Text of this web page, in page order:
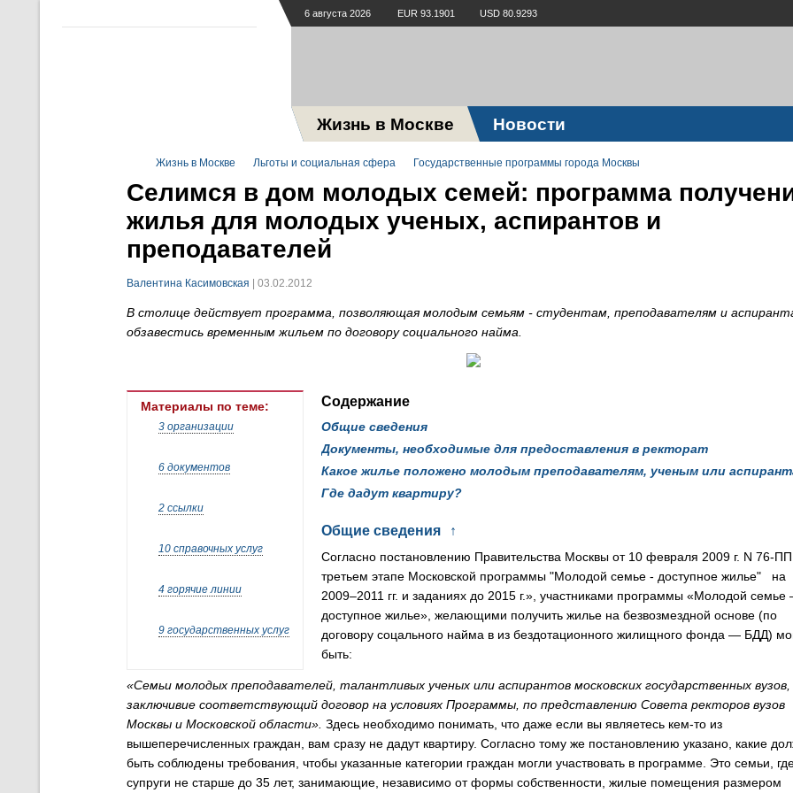
6 августа 2026 EUR 93.1901 USD 80.9293
Жизнь в Москве Новости
Жизнь в Москве Льготы и социальная сфера Государственные программы города Москвы
Селимся в дом молодых семей: программа
жилья для молодых ученых, аспирантов и
преподавателей
Валентина Касимовская | 03.02.2012
В столице действует программа, позволяющая молодым семьям - студентам, преподавателям и
обзавестись временным жильем по договору социального найма.
Материалы по теме:
3 организации
6 документов
2 ссылки
10 справочных услуг
4 горячие линии
9 государственных услуг
Содержание
Общие сведения
Документы, необходимые для предоставления в ректорат
Какое жилье положено молодым преподавателям, ученым или
Где дадут квартиру?
Общие сведения ↑
Согласно постановлению Правительства Москвы от 10 февраля 2009 г. N 76-
третьем этапе Московской программы "Молодой семье - доступное жилье" на
2009–2011 гг. и заданиях до 2015 г.», участниками программы «Молодой
доступное жилье», желающими получить жилье на безвозмездной основе (по
договору соцального найма в из бездотационного жилищного фонда — БДД)
быть:
«Семьи молодых преподавателей, талантливых ученых или аспирантов московских государственных вузов,
заключивие соответствующий договор на условиях Программы, по представлению Совета ректоров вузов
Москвы и Московской области» Здесь необходимо понимать, что даже если вы являетесь кем-то из
вышеперечисленных граждан, вам сразу не дадут квартиру. Согласно тому же постановлению указано, какие
быть соблюдены требования, чтобы указанные категории граждан могли участвовать в программе. Это семьи,
супруги не старше до 35 лет, занимающие, независимо от формы собственности, жилые помещения размером